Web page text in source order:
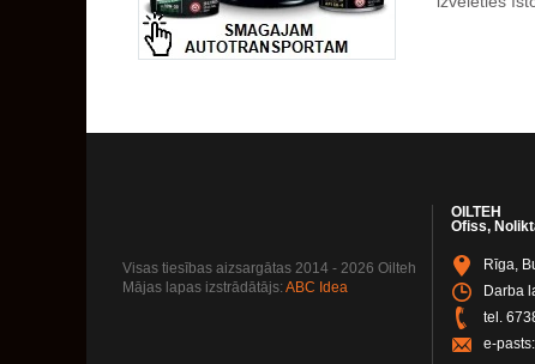
Visas tiesības aizsargātas 2014 - 2026 Oilteh
Mājas lapas izstrādātājs: ABC Idea
OILTEH
Ofiss,
Rīga,
Darba
tel.
e-pasts: